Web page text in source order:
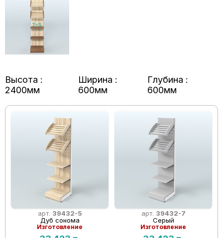
Высота :
2400мм
Ширина :
600мм
Глубина :
600мм
арт. 39432-5
Дуб сонома
Изготовление
арт. 39432-7
Серый
Изготовление